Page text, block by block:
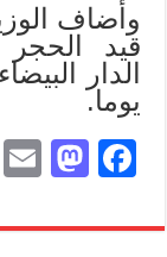
وأضاف
قيد
يوما.
Fa
bo
M
to